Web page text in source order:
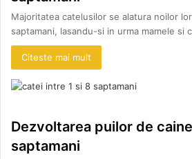
Majoritatea catelusilor se alatura noilor
saptamani, lasandu-si in urma mamele si
Citeste mai mult
Dezvoltarea puilor de
saptamani